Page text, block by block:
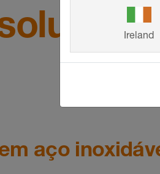
aço
Ireland